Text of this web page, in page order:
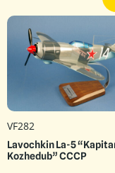
VF282
Lavochkin La-5
Kozhedub” CCCP